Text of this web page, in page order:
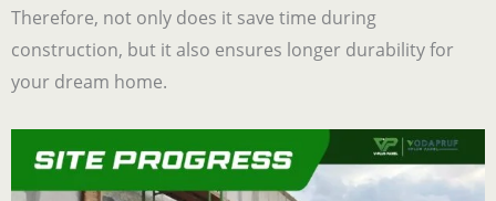
Therefore, not only does it save time during
construction, but it also ensures longer durability for
your dream home.